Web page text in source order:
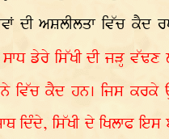
ਦੀ ਅਸ਼ਲੀਲਤਾ ਵਿੱਚ
ਸਾਧ ਡੇਰੇ ਸਿੱਖੀ ਦੀ ਜੜ੍ਹ
ਕੈਦ ਹਨ। ਜਿਸ ਕਰਕੇ
ਦਿੰਦੇ, ਸਿੱਖੀ ਦੇ ਖਿਲਾਫ